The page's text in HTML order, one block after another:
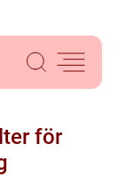
för